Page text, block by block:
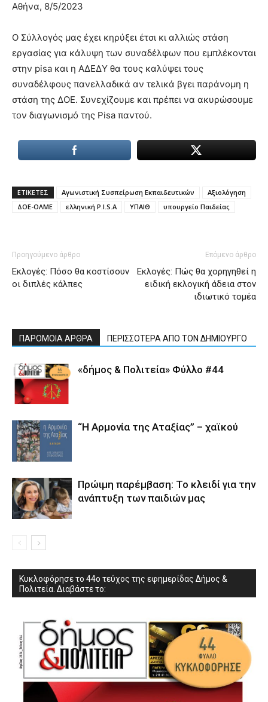
Αθήνα, 8/5/2023
Ο Σύλλογός μας έχει κηρύξει έτσι κι αλλιώς στάση
εργασίας για κάλυψη των συναδέλφων που εμπλέκονται
στην pisa και η ΑΔΕΔΥ θα τους καλύψει τους
συναδέλφους πανελλαδικά αν τελικά βγει παράνομη η
στάση της ΔΟΕ. Συνεχίζουμε και πρέπει να ακυρώσουμε
τον διαγωνισμό της Pisa παντού.
ΕΤΙΚΕΤΕΣ Αγωνιστική Συσπείρωση Εκπαιδευτικών
Αξιολόγηση
ΔΟΕ-ΟΛΜΕ
ελληνική P.I.S.A ΥΠΑΙΘ υπουργείο Παιδείας
Προηγούμενο άρθρο
Εκλογές: Πόσο θα κοστίσουν
οι διπλές κάλπες
Επόμενο άρθρο
Εκλογές: Πώς θα χορηγηθεί η
ειδική εκλογική άδεια στον
ιδιωτικό τομέα
ΠΑΡΟΜΟΙΑ ΑΡΘΡΑ ΠΕΡΙΣΣΟΤΕΡΑ ΑΠΟ ΤΟΝ ΔΗΜΙΟΥΡΓΟ
«δήμος & Πολιτεία» Φύλλο #44
“Η Αρμονία της Αταξίας” – χαϊκού
Πρώιμη παρέμβαση: Το κλειδί για την
ανάπτυξη των παιδιών µας
Κυκλοφόρησε το 44ο τεύχος της εφημερίδας Δήμος &
Πολιτεία. Διαβάστε το: